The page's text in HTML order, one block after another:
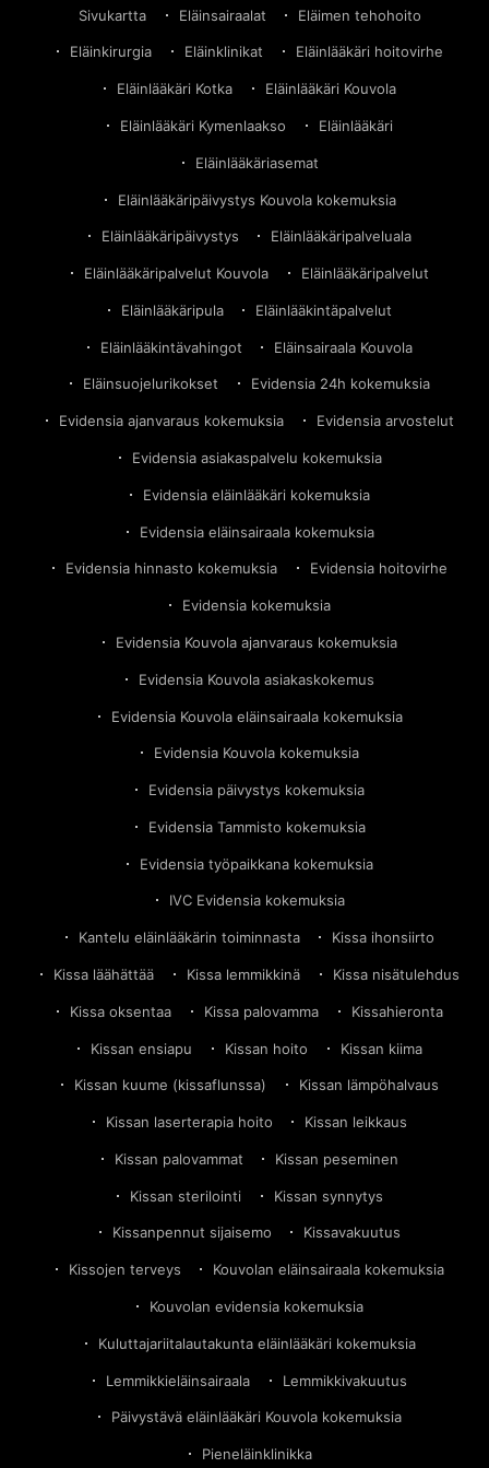
Hoitovirhe Eviden
Sivukartta Eläinsairaalat Eläimen tehohoito
Eläinkirurgia Eläinklinikat Eläinlääkäri hoitovirhe
Eläinlääkäri Kotka Eläinlääkäri Kouvola
Eläinlääkäri Kymenlaakso Eläinlääkäri
Eläinlääkäriasemat
Eläinlääkäripäivystys Kouvola kokemuksia
Eläinlääkäripäivystys Eläinlääkäripalveluala
Eläinlääkäripalvelut Kouvola Eläinlääkäripalvelut
Eläinlääkäripula Eläinlääkintäpalvelut
Eläinlääkintävahingot Eläinsairaala Kouvola
Eläinsuojelurikokset Evidensia 24h kokemuksia
Evidensia ajanvaraus kokemuksia Evidensia arvostelut
Evidensia asiakaspalvelu kokemuksia
Evidensia eläinlääkäri kokemuksia
Evidensia eläinsairaala kokemuksia
Evidensia hinnasto kokemuksia Evidensia hoitovirhe
Evidensia kokemuksia
Evidensia Kouvola ajanvaraus kokemuksia
Evidensia Kouvola asiakaskokemus
Evidensia Kouvola eläinsairaala kokemuksia
Evidensia Kouvola kokemuksia
Evidensia päivystys kokemuksia
Evidensia Tammisto kokemuksia
Evidensia työpaikkana kokemuksia
IVC Evidensia kokemuksia
Kantelu eläinlääkärin toiminnasta Kissa ihonsiirto
Kissa läähättää Kissa lemmikkinä Kissa nisätulehdus
Kissa oksentaa Kissa palovamma Kissahieronta
Kissan ensiapu Kissan hoito Kissan kiima
Kissan kuume (kissaflunssa) Kissan lämpöhalvaus
Kissan laserterapia hoito Kissan leikkaus
Kissan palovammat Kissan peseminen
Kissan sterilointi Kissan synnytys
Kissanpennut sijaisemo Kissavakuutus
Kissojen terveys Kouvolan eläinsairaala kokemuksia
Kouvolan evidensia kokemuksia
Kuluttajariitalautakunta eläinlääkäri kokemuksia
Lemmikkieläinsairaala Lemmikkivakuutus
Päivystävä eläinlääkäri Kouvola kokemuksia
Pieneläinklinikka